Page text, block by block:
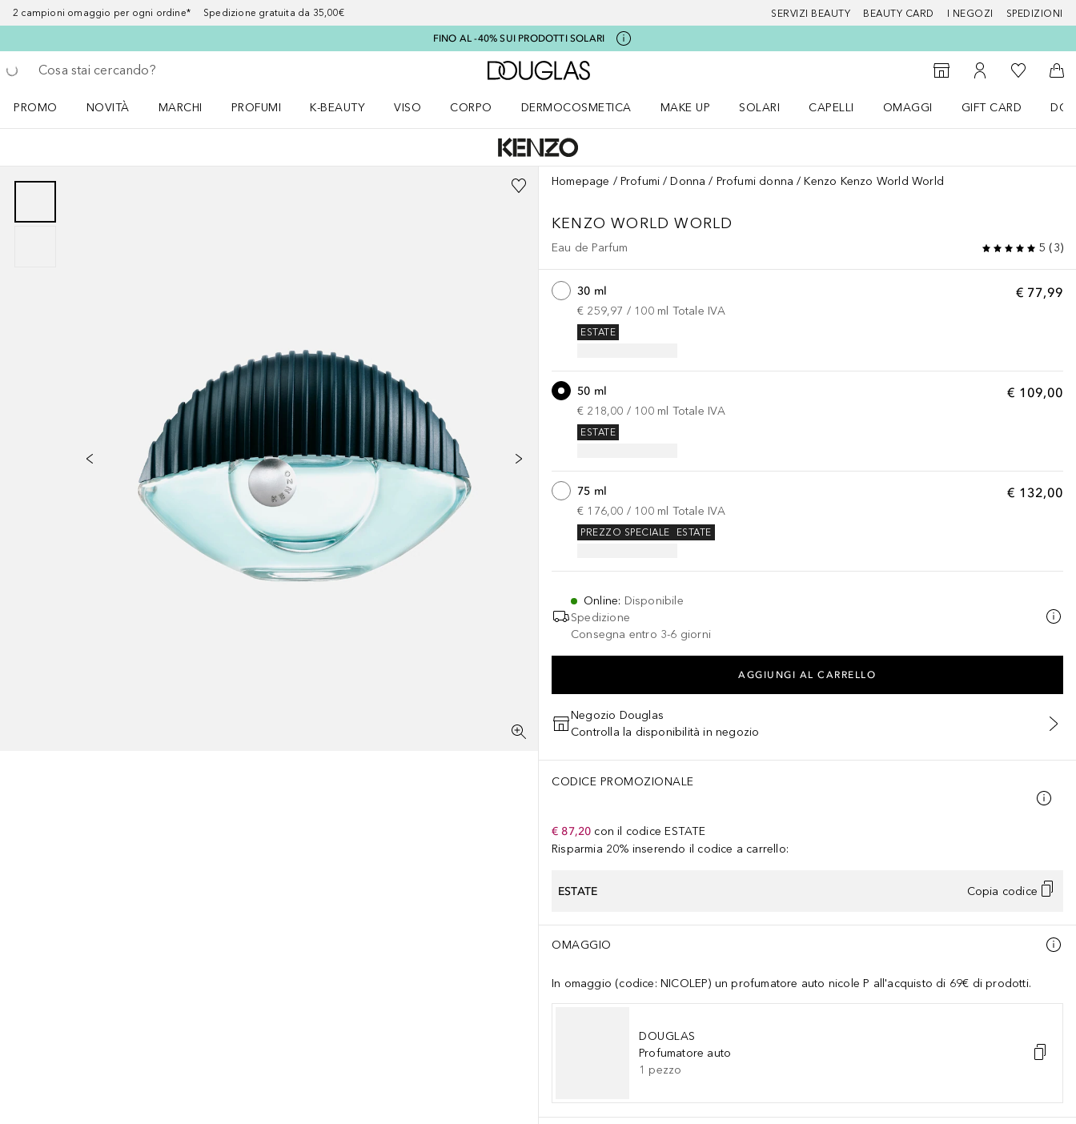
2 campioni omaggio per ogni ordine* Spedizione gratuita da 35,00€ SERVIZI BEAUTY BEAUTY CARD I NEGOZI SPEDIZIONI
FINO AL -40% SUI PRODOTTI SOLARI
Torna indietro
Esegui ricerca
A Douglas Home
StorefinderAl Mio Account
Alla Mia
Al
PROMO
NOVITÀ
MARCHI
PROFUMI
K-BEAUTY
VISO
CORPO
DERMOCOSMETICA
MAKE UP
SOLARI
CAPELLI
OMAGGI
GIFT CARD
Homepage Profumi Donna Profumi donna Kenzo Kenzo World World
KENZO WORLD WORLD
Eau de Parfum 5 (3)
€ 77,99
30 ml
€ 259,97 / 100 ml Totale IVA
ESTATE
€ 109,00
50 ml
€ 218,00 / 100 ml Totale IVA
ESTATE
€ 132,00
75 ml
€ 176,00 / 100 ml Totale IVA
ESTATE
PREZZO SPECIALE
Online: Disponibile
Spedizione
Consegna entro 3-6 giorni
AGGIUNGI AL CARRELLO
Negozio Douglas
Controlla la disponibilità in negozio
CODICE PROMOZIONALE
€ 87,20 con il codice ESTATE
Risparmia 20% inserendo il codice a carrello:
ESTATE Copia codice
OMAGGIO
In omaggio (codice: NICOLEP) un profumatore auto nicole P all'acquisto di 69€ di prodotti.
DOUGLAS
Profumatore auto
1 pezzo